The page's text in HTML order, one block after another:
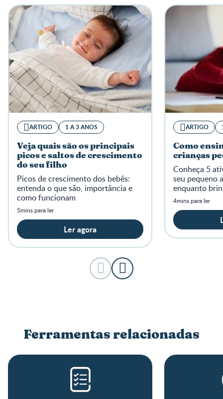
ARTIGO 1 A 3 ANOS
Veja quais são os principais
picos e saltos de crescimento
do seu filho
Picos de crescimento dos bebês:
entenda o que são, importância e
como funcionam
5mins para ler
Ler agora
ARTIGO
Como
crianças
Conheça 5
seu pequeno
enquanto
4mins para ler
Ferramentas relacionadas